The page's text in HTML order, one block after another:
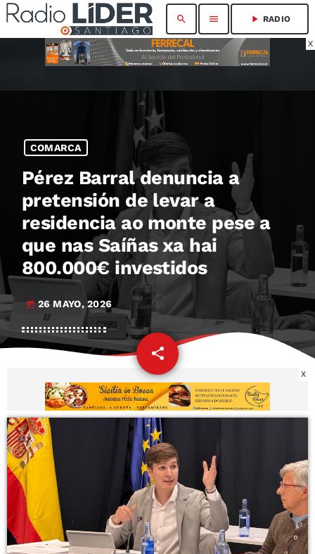
X
search menu play_arrow RADIO
COMARCA
Pérez Barral denuncia a
pretensión de levar a
residencia ao monte pese a
que nas Saíñas xa hai
800.000€ investidos
today 26 MAYO, 2026
share
email
X